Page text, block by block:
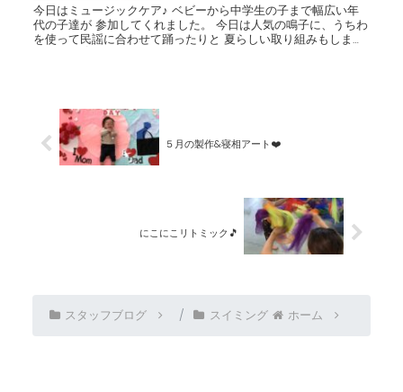
今日はミュージックケア♪ ベビーから中学生の子まで幅広い年
代の子達が 参加してくれました。 今日は人気の鳴子に、うちわ
を使って民謡に合わせて踊ったりと 夏らしい取り組みもしまし
５月の製作&寝相アート❤️
にこにこリトミック🎵
ホーム
スタッフブログ スイミング